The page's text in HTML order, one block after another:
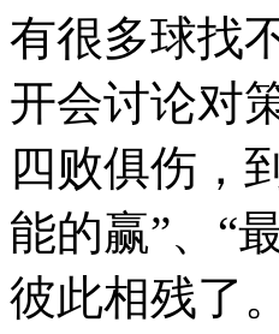
有很多球找
开会讨论对
四败俱伤，
能的赢”、“
彼此相残了